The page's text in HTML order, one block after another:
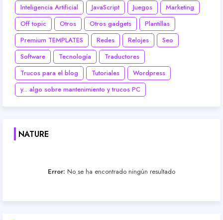
Inteligencia Artificial JavaScript Juegos
Marketing
Off topic
Otros Otros gadgets
Plantillas
Premium TEMPLATES
Redes Relojes
Seo
Software
Tecnología
Traductores
Trucos para el blog
Tutoriales
Wordpress
y... algo sobre mantenimiento y trucos PC
NATURE
Error: No se ha encontrado ningún resultado